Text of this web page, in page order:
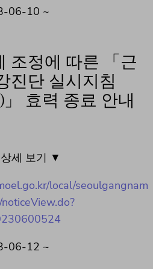
06-10 ~
조정에 따른 「근
진단 실시지침
」 효력 종료 안내
세 보기 ▼
local/seoulgangnam
06-12 ~